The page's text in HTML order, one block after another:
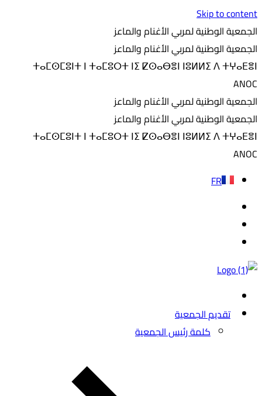
Skip to content
الجمعية الوطنية لمربي الأغنام والماعز
الجمعية الوطنية لمربي الأغنام والماعز
ⵜⴰⵎⵙⵎⵓⵏⵜ ⵏ ⵜⴰⵎⵓⵔⵜ ⵏⵉ ⵇⵙⴰⴱⴻⵏ ⵏⵓⵍⵍⵉ ⴷ ⵜⵖⴰⴹⴻⵏ
ANOC
الجمعية الوطنية لمربي الأغنام والماعز
الجمعية الوطنية لمربي الأغنام والماعز
ⵜⴰⵎⵙⵎⵓⵏⵜ ⵏ ⵜⴰⵎⵓⵔⵜ ⵏⵉ ⵇⵙⴰⴱⴻⵏ ⵏⵓⵍⵍⵉ ⴷ ⵜⵖⴰⴹⴻⵏ
ANOC
FR
تقديم الجمعية
كلمة رئيس الجمعية